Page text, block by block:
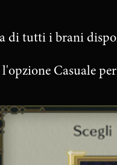
di tutti i brani
Casuale